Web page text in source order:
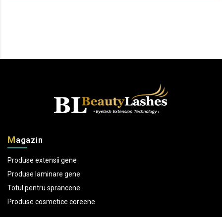
Magazin
Produse extensii gene
Produse laminare gene
Totul pentru sprancene
Produse cosmetice coreene